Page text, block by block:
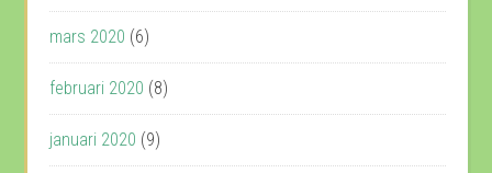
mars 2020 (6)
februari 2020 (8)
januari 2020 (9)